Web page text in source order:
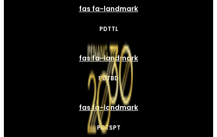
fas fa-landmark
PDTTL
fas fa-landmark
PDTBD
fas fa-landmark
PDTSPT